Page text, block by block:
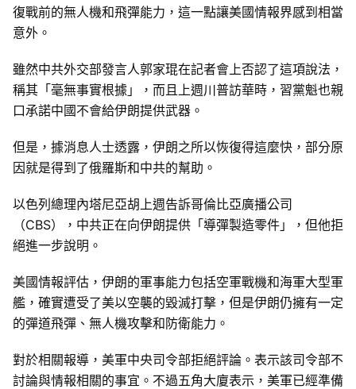
復戰前的無人機和飛彈能力，這一點讓美國情報界感到相當
意外。
雖然中共外交部發言人郭家琨在記者會上否認了這項說法，
稱其「毫無事實根據」，而且上週川普訪華時，習黨魁也親
口承諾中國不會給伊朗提供武器。
但是，據消息人士透露，伊朗之所以恢復得這麼快，部分原
因就是得到了俄羅斯和中共的幫助。
以色列總理內塔尼亞胡上週告訴哥倫比亞廣播公司
（CBS），中共正在向伊朗提供「導彈製造零件」，但他拒
絕進一步說明。
美國情報評估，伊朗的軍事能力包括空軍戰機和海軍大型軍
艦，確實遭受了美以空襲的毀滅打擊，但是伊朗仍擁有一定
的彈道飛彈、無人機攻擊和防衛能力。
對於相關報導，美軍中央司令部拒絕評論。表示該司令部不
討論與情報相關的事宜。不過五角大廈表示，美軍已經準備